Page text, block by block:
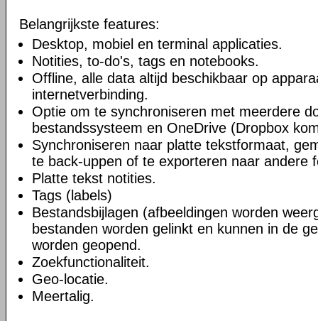
Belangrijkste features:
Desktop, mobiel en terminal applicaties.
Notities, to-do's, tags en notebooks.
Offline, alle data altijd beschikbaar op
internetverbinding.
Optie om te synchroniseren met meerdere
bestandssysteem en OneDrive (Dropbox
Synchroniseren naar platte tekstformaat,
te back-uppen of te exporteren naar andere
Platte tekst notities.
Tags (labels)
Bestandsbijlagen (afbeeldingen worden
bestanden worden gelinkt en kunnen in de
worden geopend.
Zoekfunctionaliteit.
Geo-locatie.
Meertalig.